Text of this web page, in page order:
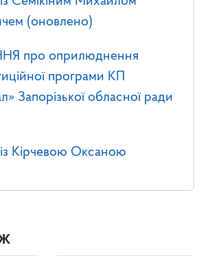
(оновлено)
про оприлюднення
програми КП
Запорізької обласної ради
Кірчевою Оксаною